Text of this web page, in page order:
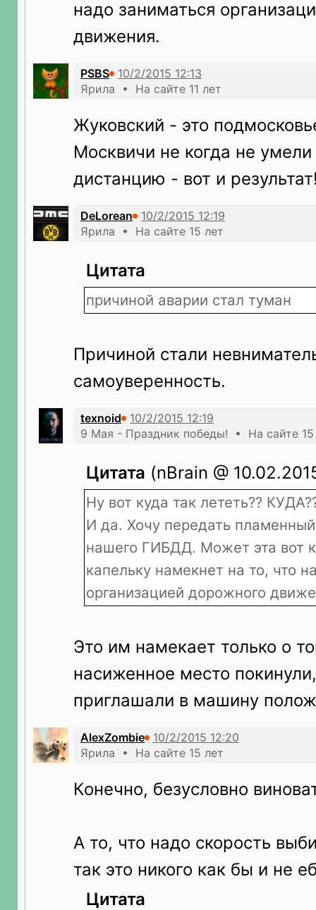
надо заниматься
движения.
PSBS
Ярила • На сайте 11 лет
Жуковский - это
Москвичи не когда не
дистанцию - вот и
DeLorean
Ярила • На сайте 15 лет
Цитата
причиной аварии стал туман
Причиной стали
самоуверенность.
texnoid
9 Мая - Праздник победы! • На сайте 15
Цитата (nBrain @
Ну вот куда так лететь??
И да. Хочу передать
нашего ГИБДД. Может эта вот
капельку намекнет на то, что
организацией дорожного
Это им намекает только о
насиженное место
приглашали в машину
AlexZombie
Ярила • На сайте 15 лет
Конечно, безусловно
А то, что надо скорость
так это никого как бы и не
Цитата